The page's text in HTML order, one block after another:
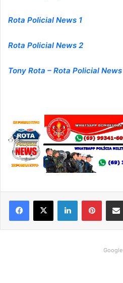
Rota Policial News 1
Rota Policial News 2
Tony Rota – Rota Policial News
Google